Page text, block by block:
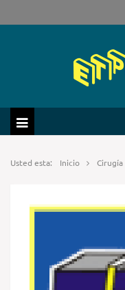
Usted esta: Inicio Cirugía